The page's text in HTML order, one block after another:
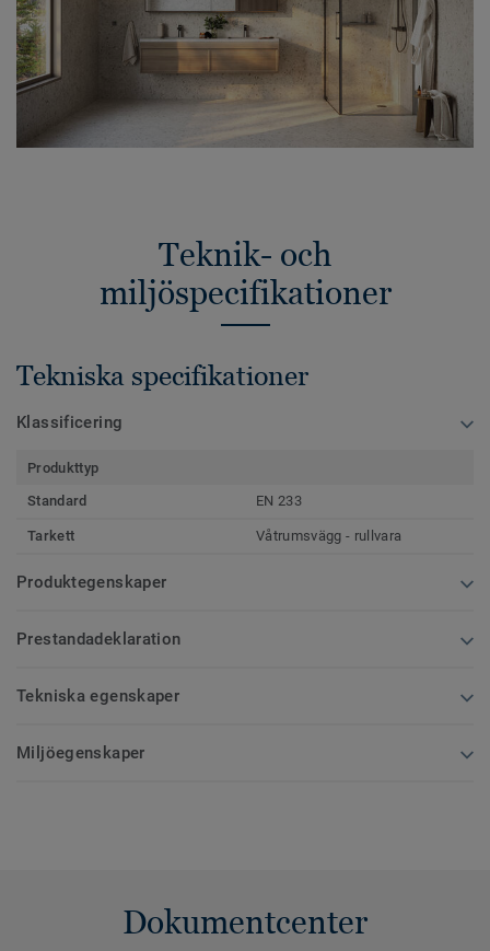
Teknik- och
miljöspecifikationer
Tekniska specifikationer
Klassificering
Produkttyp
Standard
EN 233
Tarkett Våtrumsvägg - rullvara
Produktegenskaper
Prestandadeklaration
Tekniska egenskaper
Miljöegenskaper
Dokumentcenter